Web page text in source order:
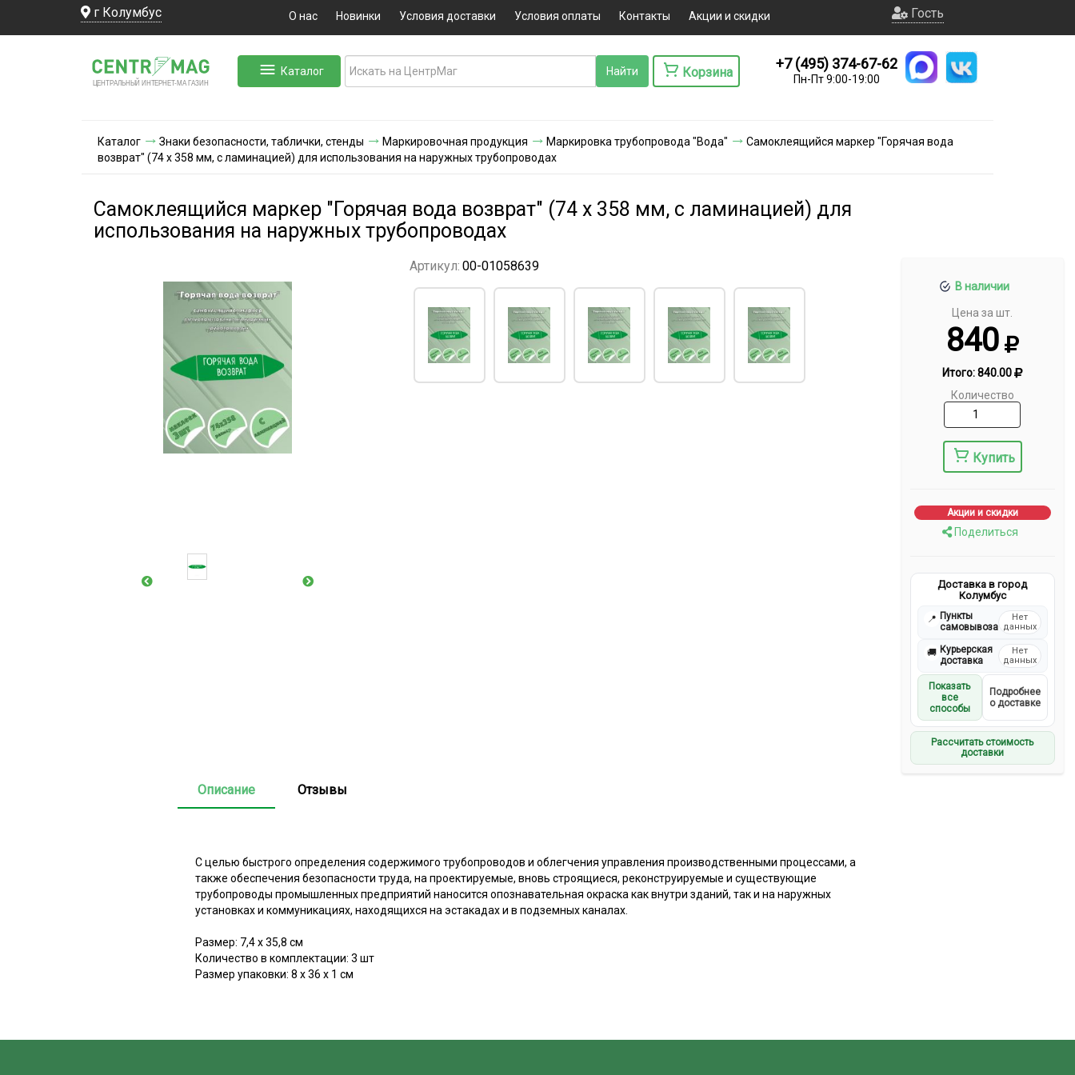
г Колумбус О нас Новинки Условия доставки Условия оплаты Контакты Акции и скидки Гость
ЦЕНТРАЛЬНЫЙ ИНТЕРНЕТ-МА ГАЗИН
Каталог Корзина
+7 (495) 374-67-62
Пн-Пт 9:00-19:00
Каталог Знаки безопасности, таблички, стенды Маркировочная продукция Маркировка трубопровода "Вода"
Самоклеящийся маркер "Горячая вода
возврат" (74 х 358 мм, с ламинацией) для использования на наружных трубопроводах
Самоклеящийся маркер "Горячая вода возврат" (74 х 358 мм, с ламинацией) для
использования на наружных трубопроводах
В наличии
Цена за шт.
840
Итого:840.00
Количество
Купить
Акции и скидки
Поделиться
Доставка в город
Колумбус
📍 Пункты
самовывоза
Нет
данных
🚚 Курьерская
доставка
Нет
данных
Показать
все
способы
Подробнее
о доставке
Рассчитать стоимость
доставки
Артикул: 00-01058639
Описание Отзывы
С целью быстрого определения содержимого трубопроводов и облегчения управления производственными процессами, а
также обеспечения безопасности труда, на проектируемые, вновь строящиеся, реконструируемые и существующие
трубопроводы промышленных предприятий наносится опознавательная окраска как внутри зданий, так и на наружных
установках и коммуникациях, находящихся на эстакадах и в подземных каналах.
Размер: 7,4 х 35,8 см
Количество в комплектации: 3 шт
Размер упаковки: 8 х 36 х 1 см